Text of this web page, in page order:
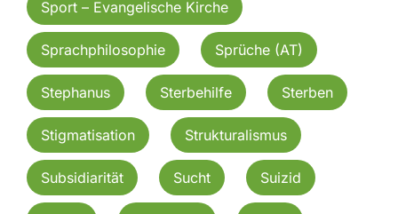
Sport – Evangelische Kirche
Sprachphilosophie Sprüche (AT)
Stephanus Sterbehilfe Sterben
Stigmatisation Strukturalismus
Subsidiarität Sucht Suizid